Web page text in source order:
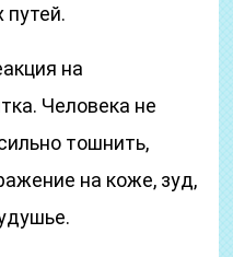
на
Человека не
тошнить,
на коже, зуд,